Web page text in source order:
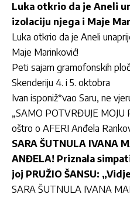
Luka otkrio da je Aneli
izolaciju njega i Maje
Luka otkrio da je Aneli
Maje Marinković!
Peti sajam gramofonskih
Skenderiju 4. i 5. oktobra
Ivan isponiž*vao Saru, ne
„SAMO POTVRĐUJE MOJU
oštro o AFERI Anđela
SARA ŠUTNULA IVANA
ANĐELA! Priznala
joj PRUŽIO ŠANSU:
SARA ŠUTNULA IVANA